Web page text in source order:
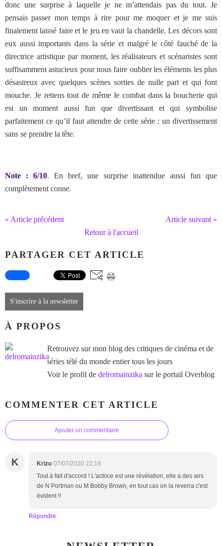
donc une surprise à laquelle je ne m’attendais pas du tout. Je
pensais passer mon temps à rire pour me moquer et je me suis
finalement laissé faire et le jeu en vaut la chandelle. Les décors sont
eux aussi importants dans la série et malgré le côté fauché de la
directrice artistique par moment, les réalisateurs et scénaristes sont
suffisamment astucieux pour nous faire oublier les éléments les plus
désastreux avec quelques scènes sorties de nulle part et qui font
mouche. Je retiens tout de même le combat dans la boucherie qui
est un moment aussi fun que divertissant et qui symbolise
parfaitement ce qu’il faut attendre de cette série : un divertissement
sans se prendre la tête.
Note : 6/10. En bref, une surprise inattendue aussi fun que
complètement conne.
« Article précédent
Article suivant »
Retour à l'accueil
PARTAGER CET ARTICLE
S'inscrire à la newsletter
À PROPOS
Retrouvez sur mon blog des critiques de cinéma et de
séries télé du monde entier tous les jours
Voir le profil de delromainzika sur le portail Overblog
COMMENTER CET ARTICLE
Ajouter un commentaire
K Krizo 07/07/2020 22:18
Tout à fait d'accord ! L'actrice est une révélation, elle a des airs
de N Portman ou M Bobby Brown, en tout cas on la reverra c'est
évident !!
Répondre